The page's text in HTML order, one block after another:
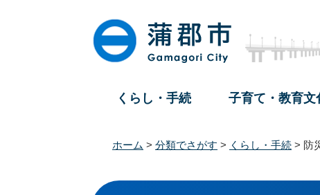
くらし・手続 子育て・教育文
ホーム > 分類でさがす > くらし・手続 > 防
本